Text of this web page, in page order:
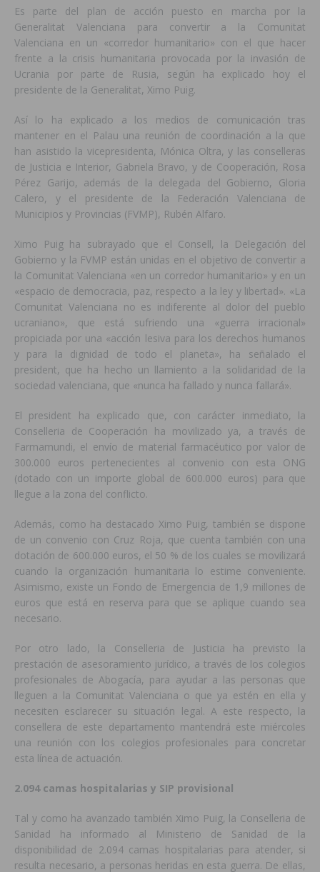
Es parte del plan de acción puesto en marcha por la
Generalitat Valenciana para convertir a la Comunitat
Valenciana en un «corredor humanitario» con el que hacer
frente a la crisis humanitaria provocada por la invasión de
Ucrania por parte de Rusia, según ha explicado hoy el
presidente de la Generalitat, Ximo Puig.
Así lo ha explicado a los medios de comunicación tras
mantener en el Palau una reunión de coordinación a la que
han asistido la vicepresidenta, Mónica Oltra, y las conselleras
de Justicia e Interior, Gabriela Bravo, y de Cooperación, Rosa
Pérez Garijo, además de la delegada del Gobierno, Gloria
Calero, y el presidente de la Federación Valenciana de
Municipios y Provincias (FVMP), Rubén Alfaro.
Ximo Puig ha subrayado que el Consell, la Delegación del
Gobierno y la FVMP están unidas en el objetivo de convertir a
la Comunitat Valenciana «en un corredor humanitario» y en un
«espacio de democracia, paz, respecto a la ley y libertad». «La
Comunitat Valenciana no es indiferente al dolor del pueblo
ucraniano», que está sufriendo una «guerra irracional»
propiciada por una «acción lesiva para los derechos humanos
y para la dignidad de todo el planeta», ha señalado el
president, que ha hecho un llamiento a la solidaridad de la
sociedad valenciana, que «nunca ha fallado y nunca fallará».
El president ha explicado que, con carácter inmediato, la
Conselleria de Cooperación ha movilizado ya, a través de
Farmamundi, el envío de material farmacéutico por valor de
300.000 euros pertenecientes al convenio con esta ONG
(dotado con un importe global de 600.000 euros) para que
llegue a la zona del conflicto.
Además, como ha destacado Ximo Puig, también se dispone
de un convenio con Cruz Roja, que cuenta también con una
dotación de 600.000 euros, el 50 % de los cuales se movilizará
cuando la organización humanitaria lo estime conveniente.
Asimismo, existe un Fondo de Emergencia de 1,9 millones de
euros que está en reserva para que se aplique cuando sea
necesario.
Por otro lado, la Conselleria de Justicia ha previsto la
prestación de asesoramiento jurídico, a través de los colegios
profesionales de Abogacía, para ayudar a las personas que
lleguen a la Comunitat Valenciana o que ya estén en ella y
necesiten esclarecer su situación legal. A este respecto, la
consellera de este departamento mantendrá este miércoles
una reunión con los colegios profesionales para concretar
esta línea de actuación.
2.094 camas hospitalarias y SIP provisional
Tal y como ha avanzado también Ximo Puig, la Conselleria de
Sanidad ha informado al Ministerio de Sanidad de la
disponibilidad de 2.094 camas hospitalarias para atender, si
resulta necesario, a personas heridas en esta guerra. De ellas,